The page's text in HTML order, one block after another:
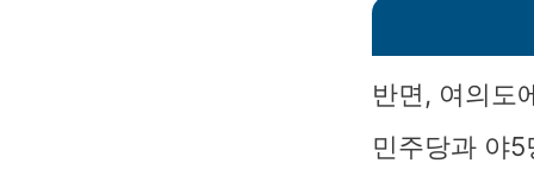
반면, 여의도
민주당과 야